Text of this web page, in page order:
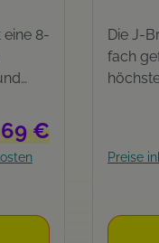
eine 8-
Preis:
€
Die J-
fach
die
finden
Preise